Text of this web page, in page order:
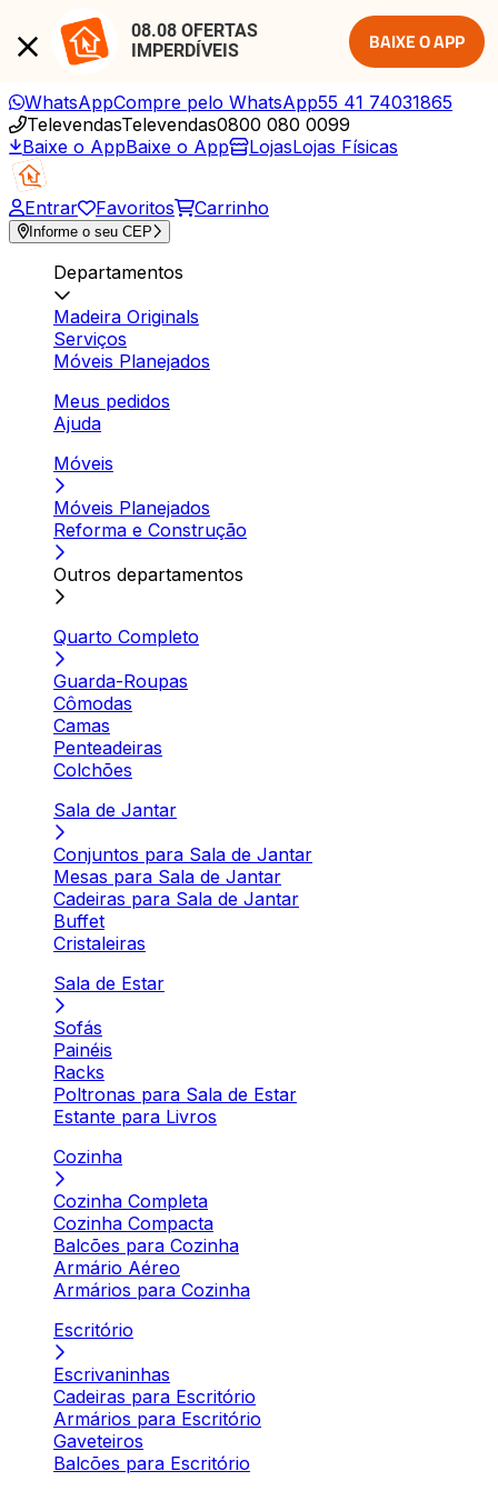
08.08 OFERTAS
IMPERDÍVEIS
BAIXE O APP
WhatsAppCompre pelo WhatsApp55 41 74031865
TelevendasTelevendas0800 080 0099
Baixe o AppBaixe o App LojasLojas Físicas
Entrar Favoritos Carrinho
Informe o seu CEP
Departamentos
Madeira Originals
Serviços
Móveis Planejados
Meus pedidos
Ajuda
Móveis
Móveis Planejados
Reforma e Construção
Outros departamentos
Quarto Completo
Guarda-Roupas
Cômodas
Camas
Penteadeiras
Colchões
Sala de Jantar
Conjuntos para Sala de Jantar
Mesas para Sala de Jantar
Cadeiras para Sala de Jantar
Buffet
Cristaleiras
Sala de Estar
Sofás
Painéis
Racks
Poltronas para Sala de Estar
Estante para Livros
Cozinha
Cozinha Completa
Cozinha Compacta
Balcões para Cozinha
Armário Aéreo
Armários para Cozinha
Escritório
Escrivaninhas
Cadeiras para Escritório
Armários para Escritório
Gaveteiros
Balcões para Escritório